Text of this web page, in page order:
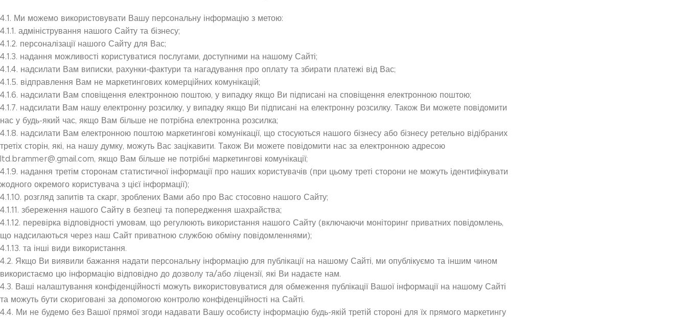
4.1. Ми можемо використовувати Вашу персональну інформацію з метою:
4.1.1. адміністрування нашого Сайту та бізнесу;
4.1.2. персоналізації нашого Сайту для Вас;
4.1.3. надання можливості користуватися послугами, доступними на нашому Сайті;
4.1.4. надсилати Вам виписки, рахунки-фактури та нагадування про оплату та збирати платежі від Вас;
4.1.5. відправлення Вам не маркетингових комерційних комунікацій;
4.1.6. надсилати Вам сповіщення електронною поштою, у випадку якщо Ви підписані на сповіщення електронною поштою;
4.1.7. надсилати Вам нашу електронну розсилку, у випадку якщо Ви підписані на електронну розсилку. Також Ви можете повідомити
нас у будь-який час, якщо Вам більше не потрібна електронна розсилка;
4.1.8. надсилати Вам електронною поштою маркетингові комунікації, що стосуються нашого бізнесу або бізнесу ретельно відібраних
третіх сторін, які, на нашу думку, можуть Вас зацікавити. Також Ви можете повідомити нас за електронною адресою
ltd.brammer@.gmail.com, якщо Вам більше не потрібні маркетингові комунікації;
4.1.9. надання третім сторонам статистичної інформації про наших користувачів (при цьому треті сторони не можуть ідентифікувати
жодного окремого користувача з цієї інформації);
4.1.10. розгляд запитів та скарг, зроблених Вами або про Вас стосовно нашого Сайту;
4.1.11. збереження нашого Сайту в безпеці та попередження шахрайства;
4.1.12. перевірка відповідності умовам, що регулюють використання нашого Сайту (включаючи моніторинг приватних повідомлень,
що надсилаються через наш Сайт приватною службою обміну повідомленнями);
4.1.13. та інші види використання.
4.2. Якщо Ви виявили бажання надати персональну інформацію для публікації на нашому Сайті, ми опублікуємо та іншим чином
використаємо цю інформацію відповідно до дозволу та/або ліцензії, які Ви надаєте нам.
4.3. Ваші налаштування конфіденційності можуть використовуватися для обмеження публікації Вашої інформації на нашому Сайті
та можуть бути скориговані за допомогою контролю конфіденційності на Сайті.
4.4. Ми не будемо без Вашої прямої згоди надавати Вашу особисту інформацію будь-якій третій стороні для їх прямого маркетингу